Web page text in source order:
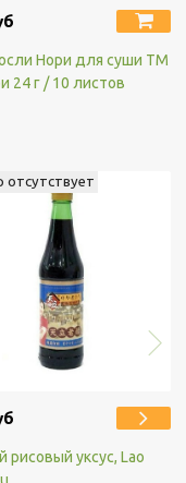
Нори для суши ТМ
24 г / 10 листов
отсутствует
рисовый уксус, Lao